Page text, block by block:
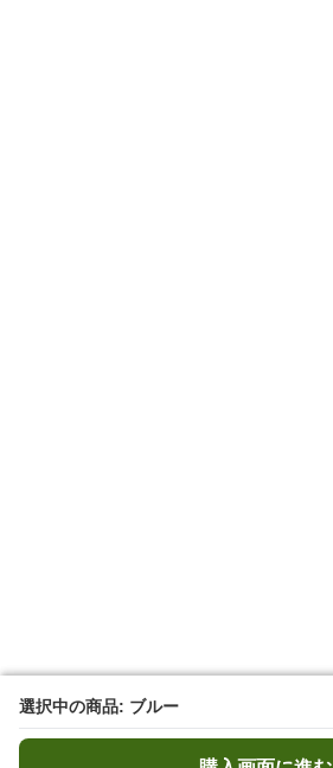
選択中の商品: ブルー
選択中の商品: ブルー